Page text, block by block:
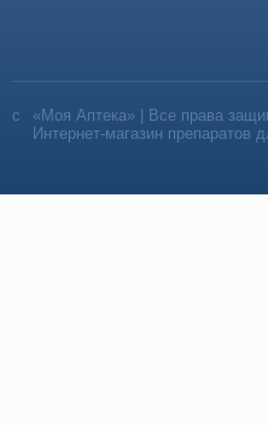
«Моя Аптека» | Все права
Интернет-магазин препаратов